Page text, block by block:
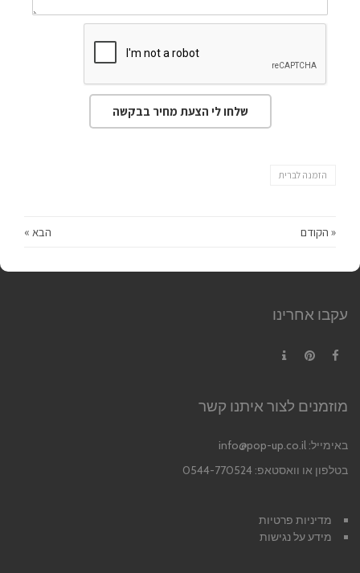
שלחו לי הצעת מחיר בבקשה
הזמנה לברית
« הקודם הבא »
עקבו אחרינו
מוזמנים לצור איתנו קשר
באימייל: info@pop-up.co.il
בטלפון או וואסטאפ: 0544-770524
מדיניות פרטיות
מידע על נגישות